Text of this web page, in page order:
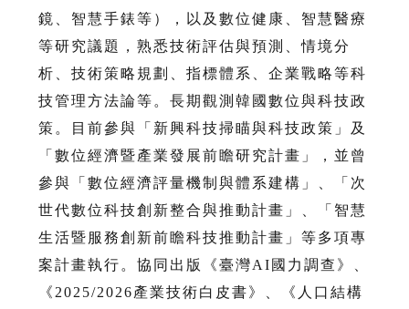
鏡、智慧手錶等），以及數位健康、智慧醫療
等研究議題，熟悉技術評估與預測、情境分
析、技術策略規劃、指標體系、企業戰略等科
技管理方法論等。長期觀測韓國數位與科技政
策。目前參與「新興科技掃瞄與科技政策」及
「數位經濟暨產業發展前瞻研究計畫」，並曾
參與「數位經濟評量機制與體系建構」、「次
世代數位科技創新整合與推動計畫」、「智慧
生活暨服務創新前瞻科技推動計畫」等多項專
案計畫執行。協同出版《臺灣AI國力調查》、
《2025/2026產業技術白皮書》、《人口結構